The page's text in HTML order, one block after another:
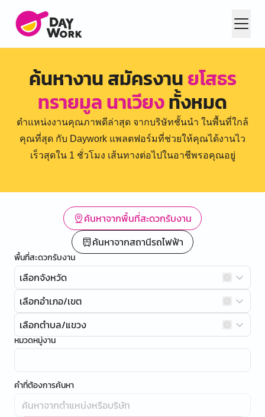
ค้นหางาน สมัครงานยโสธร
ทรายมูล นาเวียงทั้งหมด
ตำแหน่งงานคุณภาพดีล่าสุด จากบริษัทชั้นนำ ในพื้นที่ใกล้
คุณที่สุด กับ Daywork แพลตฟอร์มที่ช่วยให้คุณได้งานไว
เร็วสุดใน 1 ชั่วโมง เส้นทางต่อไปในอาชีพรอคุณอยู่
ค้นหาจากพื้นที่สะดวกรับงาน
ค้นหาจากสถานีรถไฟฟ้า
พื้นที่สะดวกรับงาน
เลือกจังหวัด
เลือกอำเภอ/เขต
เลือกตำบล/แขวง
หมวดหมู่งาน
คำที่ต้องการค้นหา